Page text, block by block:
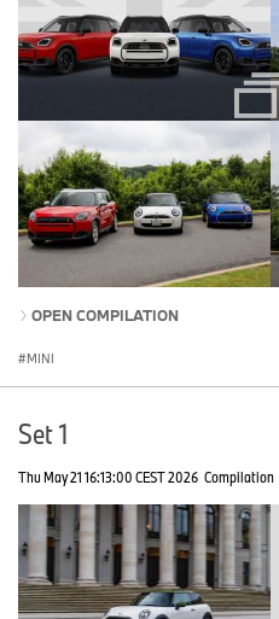
OPEN COMPILATION
MINI
Set 1
Thu May 21 16:13:00 CEST 2026 Compilation